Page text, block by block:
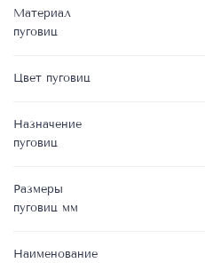
Материал
пуговиц
Цвет пуговиц
Назначение
пуговиц
Размеры
пуговиц мм
Наименование